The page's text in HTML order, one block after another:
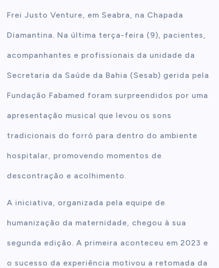
Frei Justo Venture, em Seabra, na Chapada
Diamantina. Na última terça-feira (9), pacientes,
acompanhantes e profissionais da unidade da
Secretaria da Saúde da Bahia (Sesab) gerida pela
Fundação Fabamed foram surpreendidos por uma
apresentação musical que levou os sons
tradicionais do forró para dentro do ambiente
hospitalar, promovendo momentos de
descontração e acolhimento.
A iniciativa, organizada pela equipe de
humanização da maternidade, chegou à sua
segunda edição. A primeira aconteceu em 2023 e
o sucesso da experiência motivou a retomada da